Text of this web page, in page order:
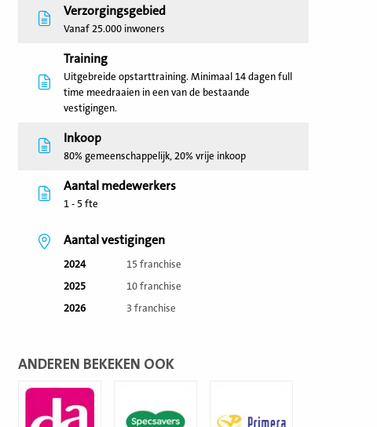
Verzorgingsgebied
Vanaf 25.000 inwoners
Training
Uitgebreide opstarttraining. Minimaal 14 dagen full
time meedraaien in een van de bestaande
vestigingen.
Inkoop
80% gemeenschappelijk, 20% vrije inkoop
Aantal medewerkers
1 - 5 fte
Aantal vestigingen
2024
15 franchise
2025
10 franchise
2026
3 franchise
ANDEREN BEKEKEN OOK
Lees
meer